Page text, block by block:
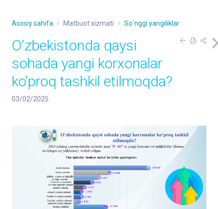
Asosiy sahifa Matbuot xizmati So`nggi yangiliklar
O‘zbekistonda qaysi
sohada yangi korxonalar
ko‘proq tashkil etilmoqda?
03/02/2025